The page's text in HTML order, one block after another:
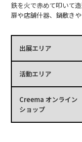
鉄を火で赤めて叩いて
扉や店舗什器、鍋敷きや
出展エリア
活動エリア
Creema オンライン
ショップ